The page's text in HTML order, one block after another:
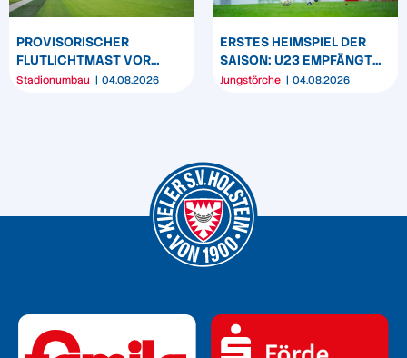
PROVISORISCHER
FLUTLICHTMAST VOR
WESTTRIBÜNE WIRD
Stadionumbau 04.08.2026
ERSTES HEIMSPIEL DER
SAISON: U23 EMPFÄNGT
HEIDER SV
Jungstörche 04.08.2026